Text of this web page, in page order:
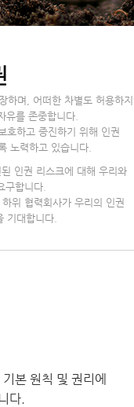
하며, 어떠한 차별도 허용하지
유를 존중합니다.
호하고 증진하기 위해 인권
노력하고 있습니다.
인권 리스크에 대해 우리와
구합니다.
위 협력회사가 우리의 인권
기대합니다.
본 원칙 및 권리에
다.